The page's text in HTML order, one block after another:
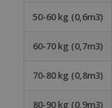
50-60 kg (0,6m3)
60-70 kg (0,7m3)
70-80 kg (0,8m3)
80-90 kg (0,9m3)